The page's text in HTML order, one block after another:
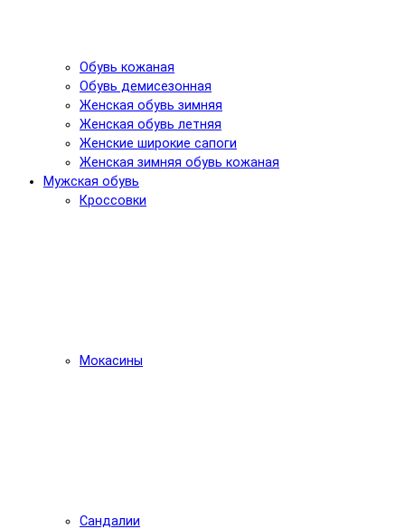
Обувь кожаная
Обувь демисезонная
Женская обувь зимняя
Женская обувь летняя
Женские широкие сапоги
Женская зимняя обувь кожаная
Мужская обувь
Кроссовки
Мокасины
Сандалии